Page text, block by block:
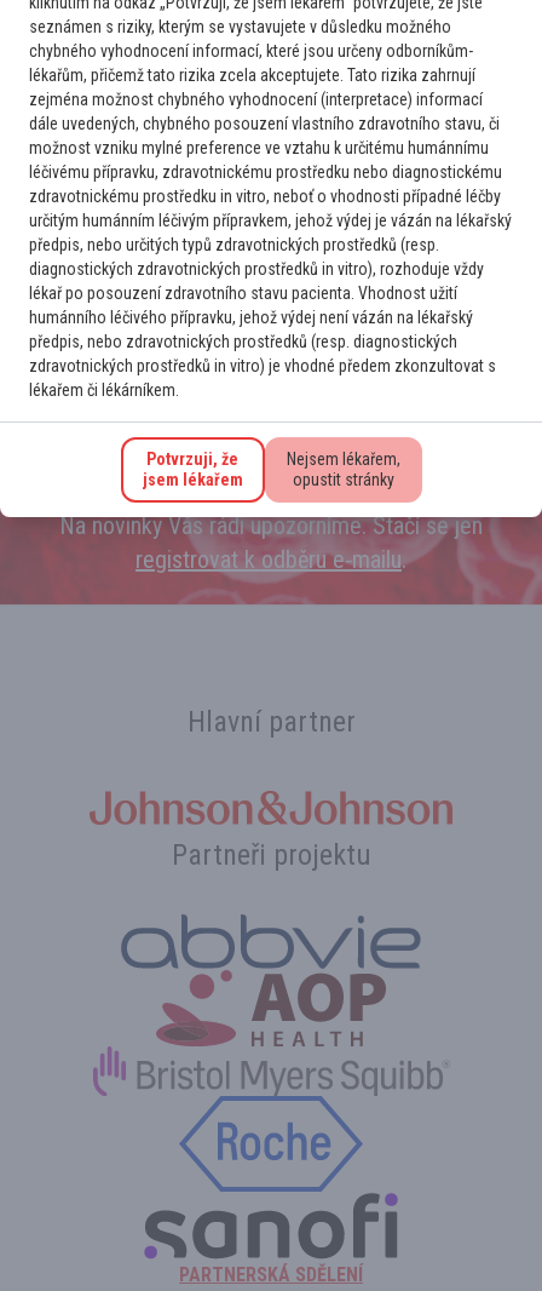
Hematolog
Lymfomy a CLL
Pacientka s kombinovanou trombofílií a nově
dg. NHL_ NOS
Vážení kolegové, konzultuji postup u pacientky s význ.
kombinovaným trombofilním stavem a náhodně zjištěným B-
NHL NOS z kostní dřeně. Pacientka k nám přešla z jiné
hematologické ambulance, kde vyšetřována pro vyšší DD.
Odběry trombofílií, kde nižší...
5 13. 6. 2026 Číst více
Přihlaste se k odběru novinek
Na novinky Vás rádi upozorníme. Stačí se jen
registrovat k odběru e‑mailu.
Hlavní partner
Partneři projektu
PARTNERSKÁ SDĚLENÍ
seznámen s riziky, kterým se vystavujete v důsledku možného
chybného vyhodnocení informací, které jsou určeny odborníkům-
lékařům, přičemž tato rizika zcela akceptujete. Tato rizika zahrnují
zejména možnost chybného vyhodnocení (interpretace) informací
dále uvedených, chybného posouzení vlastního zdravotního stavu, či
možnost vzniku mylné preference ve vztahu k určitému humánnímu
léčivému přípravku, zdravotnickému prostředku nebo diagnostickému
zdravotnickému prostředku in vitro, neboť o vhodnosti případné léčby
určitým humánním léčivým přípravkem, jehož výdej je vázán na lékařský
předpis, nebo určitých typů zdravotnických prostředků (resp.
diagnostických zdravotnických prostředků in vitro), rozhoduje vždy
lékař po posouzení zdravotního stavu pacienta. Vhodnost užití
humánního léčivého přípravku, jehož výdej není vázán na lékařský
předpis, nebo zdravotnických prostředků (resp. diagnostických
zdravotnických prostředků in vitro) je vhodné předem zkonzultovat s
lékařem či lékárníkem.
Potvrzuji, že
jsem lékařem
Nejsem lékařem,
opustit stránky